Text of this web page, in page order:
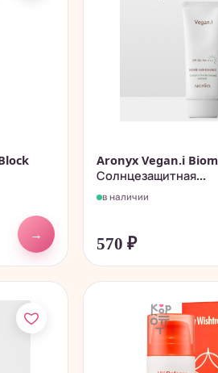
→
Aronyx Vegan.i
Солнцезащитная...
в наличии
570 ₽